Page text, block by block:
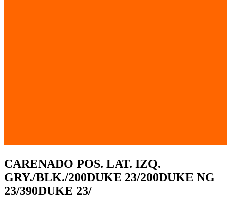
CARENADO POS. LAT. IZQ.
GRY./BLK./200DUKE 23/200DUKE NG
23/390DUKE 23/